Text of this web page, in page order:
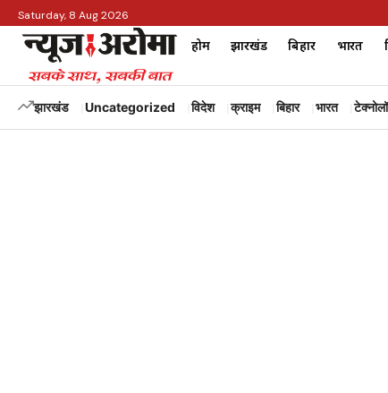
Saturday, 8 Aug 2026
होम झारखंड बिहार भारत
झारखंड Uncategorized विदेश क्राइम बिहार भारत